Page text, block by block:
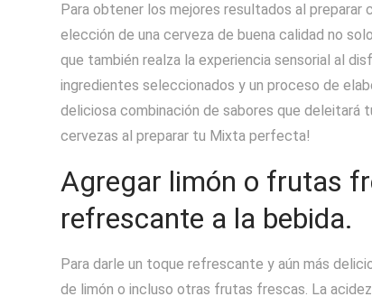
Para obtener los mejores resultados al
elección de una cerveza de buena calidad no
que también realza la experiencia sensorial al
ingredientes seleccionados y un proceso de
deliciosa combinación de sabores que deleitará
cervezas al preparar tu Mixta perfecta!
Agregar limón o frutas
refrescante a la bebida.
Para darle un toque refrescante y aún más
de limón o incluso otras frutas frescas. La